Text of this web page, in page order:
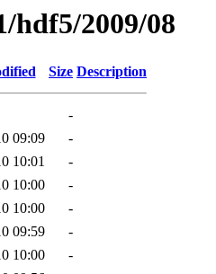
hdf5/2009/08
Size Description
-
09:09
-
10:01
-
10:00
-
10:00
-
09:59
-
10:00
-